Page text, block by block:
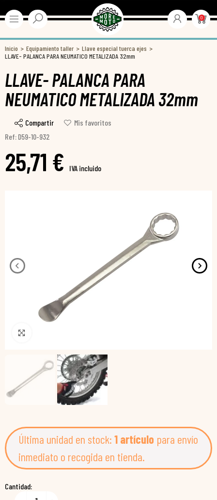
0
Inicio Equipamiento taller
Llave especial tuerca ejes
LLAVE- PALANCA PARA NEUMATICO METALIZADA 32mm
LLAVE- PALANCA PARA
NEUMATICO METALIZADA 32mm
Compartir
Mis favoritos
Ref: D59-10-932
25,71 € IVA incluido
Última unidad en stock: 1 artículo para envío
inmediato o recogida en tienda.
Cantidad: